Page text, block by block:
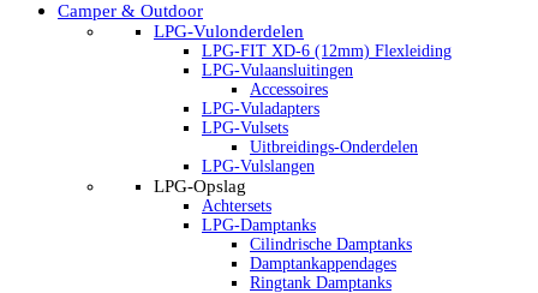
Camper & Outdoor
LPG-Vulonderdelen
LPG-FIT XD-6 (12mm) Flexleiding
LPG-Vulaansluitingen
Accessoires
LPG-Vuladapters
LPG-Vulsets
Uitbreidings-Onderdelen
LPG-Vulslangen
LPG-Opslag
Achtersets
LPG-Damptanks
Cilindrische Damptanks
Damptankappendages
Ringtank Damptanks